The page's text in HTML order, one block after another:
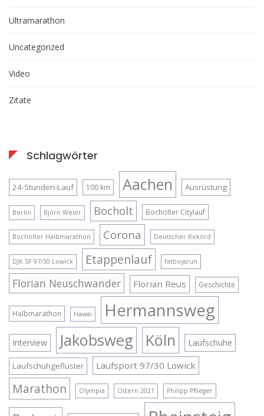
Ultramarathon
Uncategorized
Video
Zitate
Schlagwörter
24-Stunden-Lauf 100 km Aachen Ausrüstung
Berlin Björn Weier Bocholt Bocholter Citylauf
Bocholter Halbmarathon Corona Deutscher Rekord
DJK SF 97/30 Lowick Etappenlauf fatboysrun
Florian Neuschwander Florian Reus Geschichte
Halbmarathon Hawai Hermannsweg
Interview Jakobsweg Köln Laufschuhe
Laufschuhgeflüster Laufsport 97/30 Lowick
Marathon Olympia Ostern 2021 Philipp Pflieger